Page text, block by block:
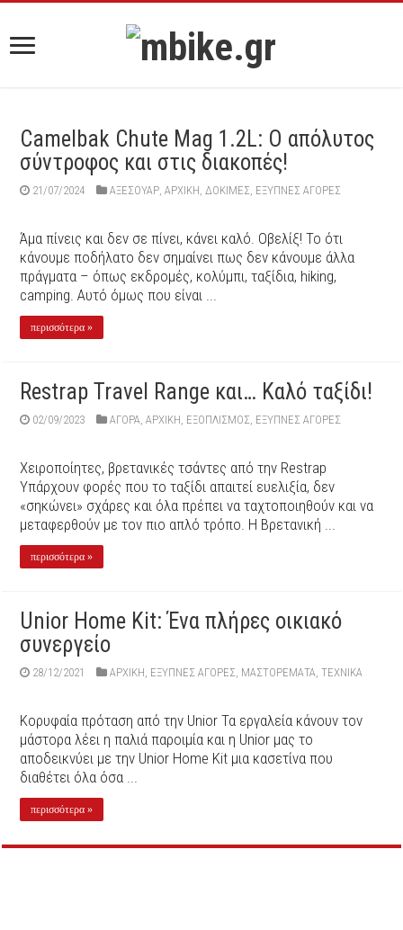
Camelbak Chute Mag 1.2L: Ο απόλυτος
σύντροφος και στις διακοπές!
21/07/2024 ΑΞΕΣΟΥΆΡ ,ΑΡΧΙΚΉ ΔΟΚΙΜΕΣ ΕΞΥΠΝΕΣ ΑΓΟΡΕΣ
Άμα πίνεις και δεν σε πίνει, κάνει καλό. Οβελίξ! Το ότι
κάνουμε ποδήλατο δεν σημαίνει πως δεν κάνουμε άλλα
πράγματα – όπως εκδρομές, κολύμπι, ταξίδια, hiking,
camping. Αυτό όμως που είναι ...
περισσότερα »
Restrap Travel Range και… Καλό ταξίδι!
02/09/2023 ΑΓΟΡΑ ,ΑΡΧΙΚΉ ΕΞΟΠΛΙΣΜΌΣ ΕΞΥΠΝΕΣ ΑΓΟΡΕΣ
Χειροποίητες, βρετανικές τσάντες από την Restrap
Υπάρχουν φορές που το ταξίδι απαιτεί ευελιξία, δεν
«σηκώνει» σχάρες και όλα πρέπει να ταχτοποιηθούν και να
μεταφερθούν με τον πιο απλό τρόπο. Η Βρετανική ...
περισσότερα »
Unior Home Kit: Ένα πλήρες οικιακό
συνεργείο
28/12/2021 ΑΡΧΙΚΉ ΕΞΥΠΝΕΣ ΑΓΟΡΕΣ ΜΑΣΤΟΡΕΜΑΤΑ ,ΤΕΧΝΙΚΑ
Κορυφαία πρόταση από την Unior Τα εργαλεία κάνουν τον
μάστορα λέει η παλιά παροιμία και η Unior μας το
αποδεικνύει με την Unior Home Kit μια κασετίνα που
διαθέτει όλα όσα ...
περισσότερα »